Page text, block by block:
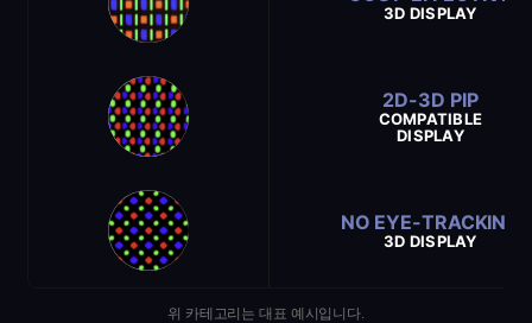
3D DISPLAY
2D-3D PIP
COMPATIBLE
DISPLAY
NO EYE-TRACKING
3D DISPLAY
위 카테고리는 대표 예시입니다.